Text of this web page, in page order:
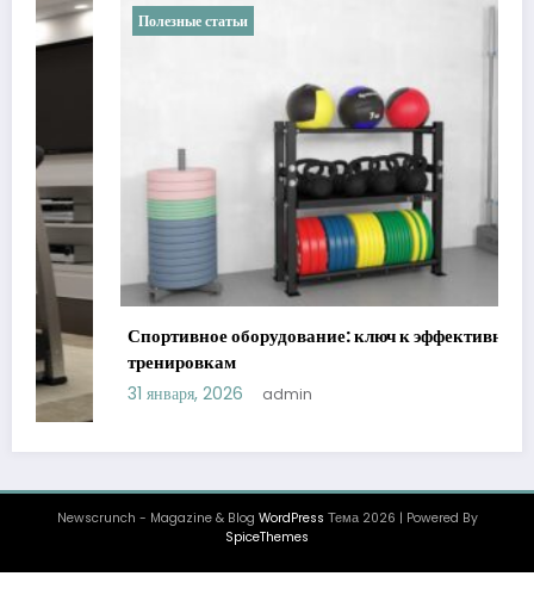
статьи
оборудование: ключ к эффективным
2026 admin
Уход за
Newscrunch - Magazine & Blog WordPress Тема 2026 | Powered By
SpiceThemes